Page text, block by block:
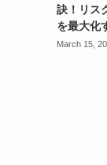
訣！リス
を最大化
March 15,